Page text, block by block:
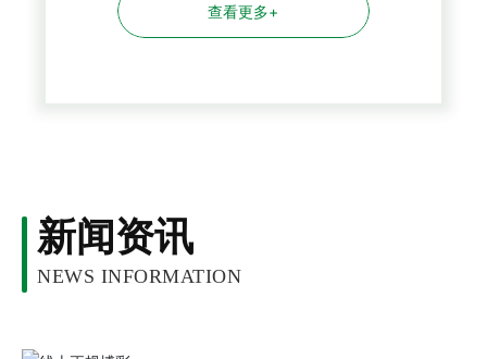
查看更多+
新闻资讯
NEWS INFORMATION